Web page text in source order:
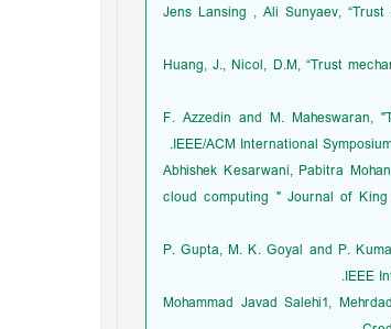
[1] Jens Lansing , Ali Sunyaev,
[2] Huang, J., Nicol, D.M, “Trust
[3] F. Azzedin and M.
IEEE/ACM International
[4] Abhishek Kesarwani, Pabitra
cloud computing " Journal of
[5] P. Gupta, M. K. Goyal and P.
IEEE
[6] Mohammad Javad Salehi1,